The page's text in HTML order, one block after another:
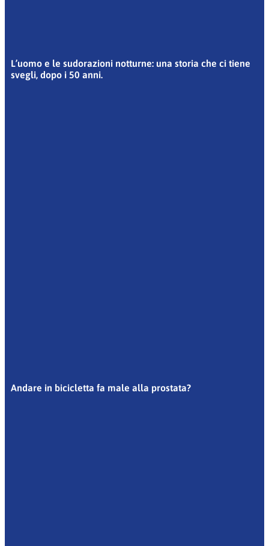
L’uomo e le sudorazioni notturne: una storia che ci tiene
svegli, dopo i 50 anni.
Andare in bicicletta fa male alla prostata?